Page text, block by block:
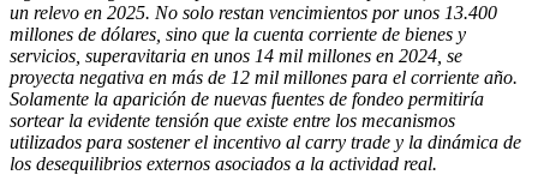
un relevo en 2025. No solo restan vencimientos por unos 13.400
millones de dólares, sino que la cuenta corriente de bienes y
servicios, superavitaria en unos 14 mil millones en 2024, se
proyecta negativa en más de 12 mil millones para el corriente año.
Solamente la aparición de nuevas fuentes de fondeo permitiría
sortear la evidente tensión que existe entre los mecanismos
utilizados para sostener el incentivo al carry trade y la dinámica de
los desequilibrios externos asociados a la actividad real.